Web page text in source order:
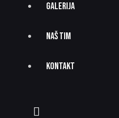
GALERIJA
NAŠ TIM
KONTAKT